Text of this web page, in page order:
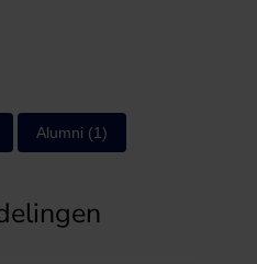
Alumni (1)